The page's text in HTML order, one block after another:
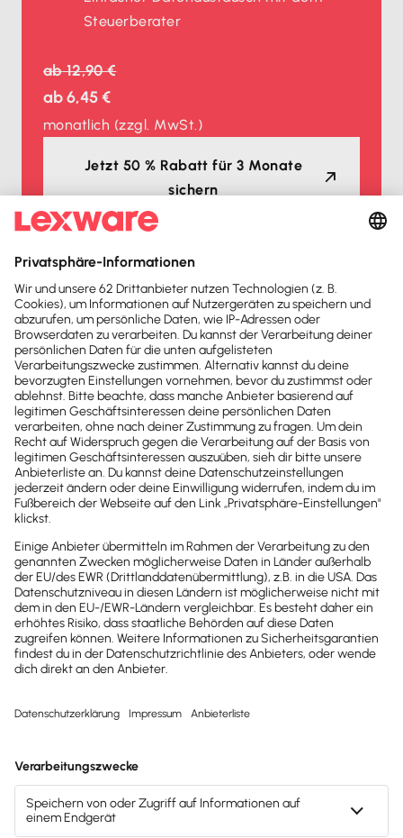
Steuerberater
ab12,90 €
ab6,45 €
monatlich (zzgl. MwSt.)
Jetzt 50 % Rabatt für 3 Monate
sichern
Lexware Office ist mehrfacher
Testsieger
2026
Buchhaltungssoftware
Testsieger
2025
Buchhaltungssoftware
Testsieger
Testsieger Testsieger
2022
Testsieger
2025